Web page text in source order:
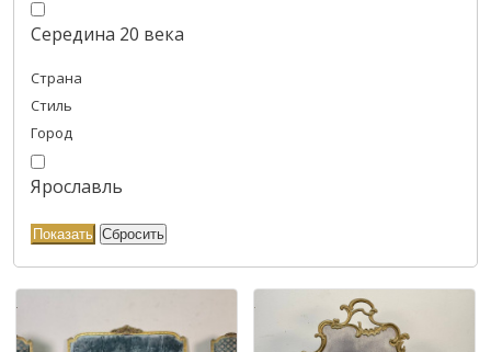
Середина 20 века
Страна
Стиль
Город
Ярославль